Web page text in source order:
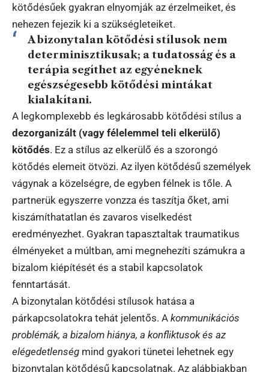
kötődésűek gyakran elnyomják az érzelmeiket, és
nehezen fejezik ki a szükségleteiket.
A bizonytalan kötődési stílusok nem
determinisztikusak; a tudatosság és a
terápia segíthet az egyéneknek
egészségesebb kötődési mintákat
kialakítani.
A legkomplexebb és legkárosabb kötődési stílus a
dezorganizált (vagy félelemmel teli elkerülő)
kötődés. Ez a stílus az elkerülő és a szorongó
kötődés elemeit ötvözi. Az ilyen kötődésű személyek
vágynak a közelségre, de egyben félnek is tőle. A
partnerük egyszerre vonzza és taszítja őket, ami
kiszámíthatatlan és zavaros viselkedést
eredményezhet. Gyakran tapasztaltak traumatikus
élményeket a múltban, ami megnehezíti számukra a
bizalom kiépítését és a stabil kapcsolatok
fenntartását.
A bizonytalan kötődési stílusok hatása a
párkapcsolatokra tehát jelentős. A kommunikációs
problémák, a bizalom hiánya, a konfliktusok és az
elégedetlenség mind gyakori tünetei lehetnek egy
bizonytalan kötődésű kapcsolatnak. Az alábbiakban